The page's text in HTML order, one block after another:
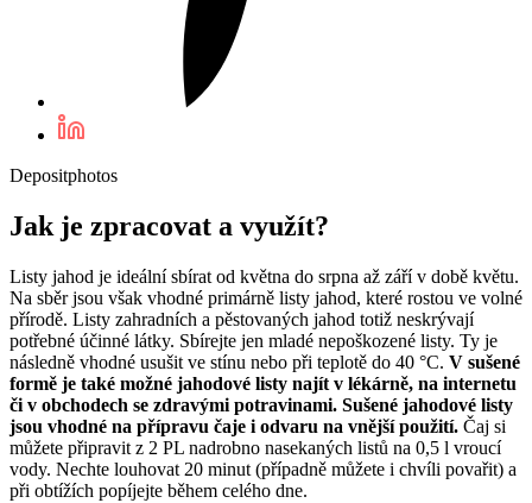
Depositphotos
Jak je zpracovat a využít?
Listy jahod je ideální sbírat od května do srpna až září v době květu.
Na sběr jsou však vhodné primárně listy jahod, které rostou ve volné
přírodě. Listy zahradních a pěstovaných jahod totiž neskrývají
potřebné účinné látky. Sbírejte jen mladé nepoškozené listy. Ty je
následně vhodné usušit ve stínu nebo při teplotě do 40 °C. V sušené
formě je také možné jahodové listy najít v lékárně, na internetu
či v obchodech se zdravými potravinami. Sušené jahodové listy
jsou vhodné na přípravu čaje i odvaru na vnější použití. Čaj si
můžete připravit z 2 PL nadrobno nasekaných listů na 0,5 l vroucí
vody. Nechte louhovat 20 minut (případně můžete i chvíli povařit) a
při obtížích popíjejte během celého dne.